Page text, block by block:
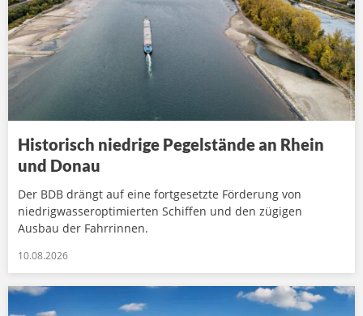
Historisch niedrige Pegelstände an Rhein
und Donau
Der BDB drängt auf eine fortgesetzte Förderung von
niedrigwasseroptimierten Schiffen und den zügigen
Ausbau der Fahrrinnen.
10.08.2026